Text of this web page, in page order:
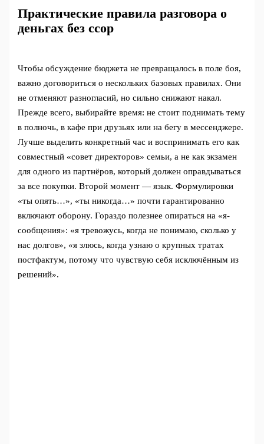
Практические правила разговора о
деньгах без ссор
Чтобы обсуждение бюджета не превращалось в поле боя,
важно договориться о нескольких базовых правилах. Они
не отменяют разногласий, но сильно снижают накал.
Прежде всего, выбирайте время: не стоит поднимать тему
в полночь, в кафе при друзьях или на бегу в мессенджере.
Лучше выделить конкретный час и воспринимать его как
совместный «совет директоров» семьи, а не как экзамен
для одного из партнёров, который должен оправдываться
за все покупки. Второй момент — язык. Формулировки
«ты опять…», «ты никогда…» почти гарантированно
включают оборону. Гораздо полезнее опираться на «я-
сообщения»: «я тревожусь, когда не понимаю, сколько у
нас долгов», «я злюсь, когда узнаю о крупных тратах
постфактум, потому что чувствую себя исключённым из
решений».